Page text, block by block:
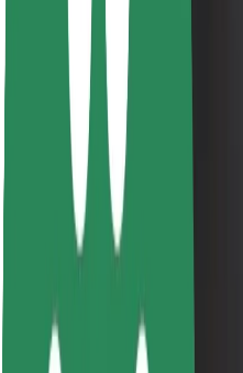
Blogs
Ziņu telpa
Zīmola vadlīnijas
Misija
Attiecības ar
Vadība
Zīmols
Pilsētvides fonds